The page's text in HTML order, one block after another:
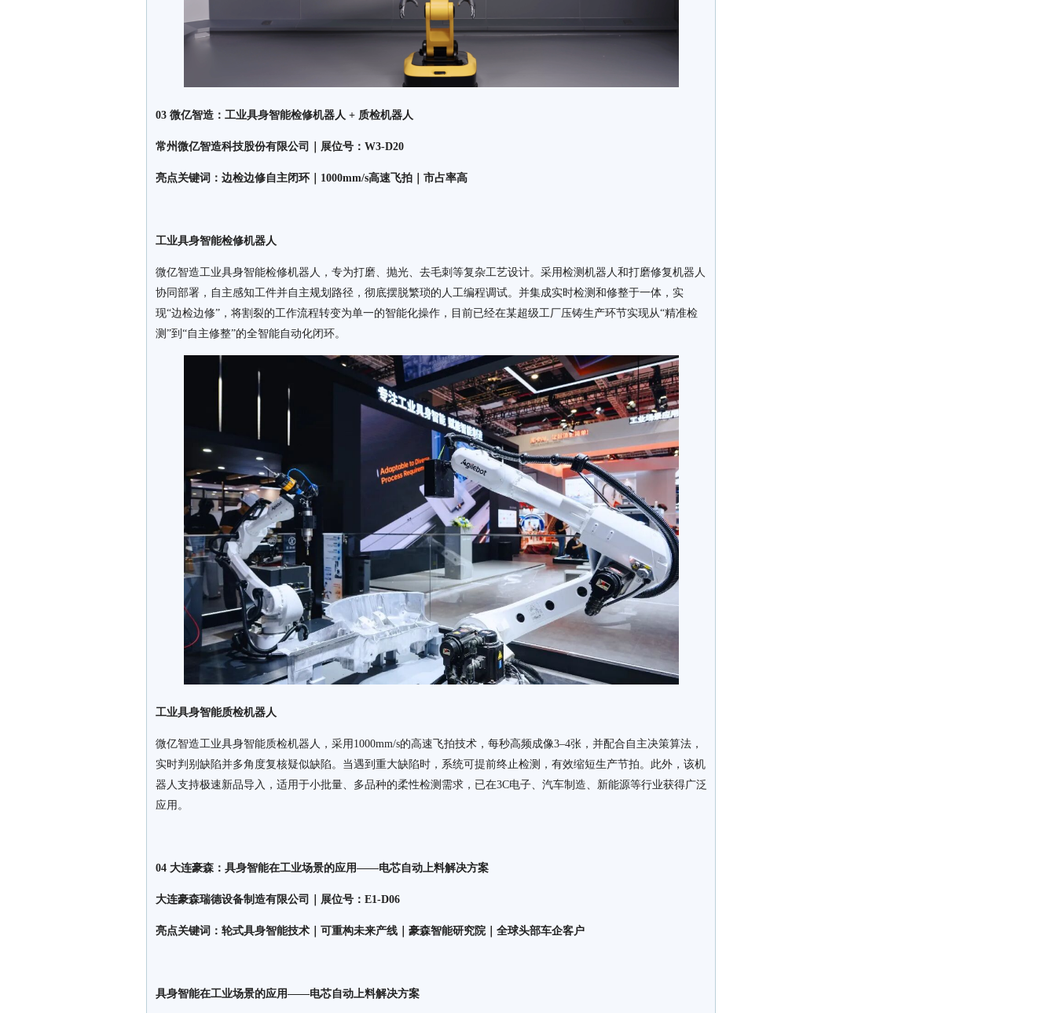
03 微亿智造：工业具身智能检修机器人 + 质检机器人
常州微亿智造科技股份有限公司｜展位号：W3-D20
亮点关键词：边检边修自主闭环｜1000mm/s高速飞拍｜市占率高
工业具身智能检修机器人
微亿智造工业具身智能检修机器人，专为打磨、抛光、去毛刺等复杂工艺设计。采用检测机器人和打磨修复机器人
协同部署，自主感知工件并自主规划路径，彻底摆脱繁琐的人工编程调试。并集成实时检测和修整于一体，实
现“边检边修”，将割裂的工作流程转变为单一的智能化操作，目前已经在某超级工厂压铸生产环节实现从“精准检
测”到“自主修整”的全智能自动化闭环。
工业具身智能质检机器人
微亿智造工业具身智能质检机器人，采用1000mm/s的高速飞拍技术，每秒高频成像3–4张，并配合自主决策算法，
实时判别缺陷并多角度复核疑似缺陷。当遇到重大缺陷时，系统可提前终止检测，有效缩短生产节拍。此外，该机
器人支持极速新品导入，适用于小批量、多品种的柔性检测需求，已在3C电子、汽车制造、新能源等行业获得广泛
应用。
04 大连豪森：具身智能在工业场景的应用——电芯自动上料解决方案
大连豪森瑞德设备制造有限公司｜展位号：E1-D06
亮点关键词：轮式具身智能技术｜可重构未来产线｜豪森智能研究院｜全球头部车企客户
具身智能在工业场景的应用——电芯自动上料解决方案